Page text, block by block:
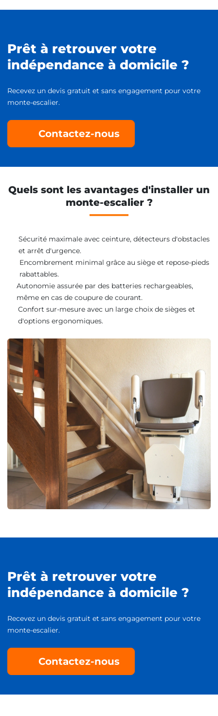
Prêt à retrouver votre
indépendance à domicile ?
Recevez un devis gratuit et sans engagement pour votre
monte-escalier.
Contactez-nous
Quels sont les avantages d'installer un
monte-escalier ?
Sécurité maximale avec ceinture, détecteurs d'obstacles
et arrêt d'urgence.
Encombrement minimal grâce au siège et repose-pieds
rabattables.
Autonomie assurée par des batteries rechargeables,
même en cas de coupure de courant.
Confort sur-mesure avec un large choix de sièges et
d'options ergonomiques.
Prêt à retrouver votre
indépendance à domicile ?
Recevez un devis gratuit et sans engagement pour votre
monte-escalier.
Contactez-nous